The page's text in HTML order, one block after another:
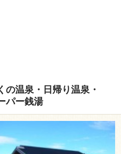
の温泉・日帰り温泉・
パー銭湯